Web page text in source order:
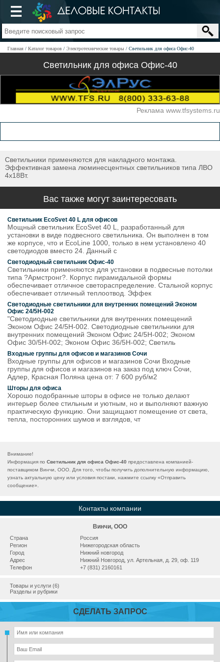
Главная Каталог товаров Электротехнические товары Светильник для офиса Офис-40
Светильник для офиса Офис-40
Реклама www.tfsystems.ru
Светильники применяются для накладного монтажа.
Эффективная замена люминесцентных светильников типа ЛВО
4х18Вт.
Вас также могут заинтересовать
Светильник EcoSvet 40 L для офисов
Мощный светильник EcoSvet 40 L, разработанный для
установки в виде подвесного светильника. Он выполнен в том
же корпусе, что и EcoLine 1000, только в нем установлено 40
светодиодов вместо 24. Данный с
Светодиодный светильник Офис-40
Светильники применяются для установки в подвесные потолки
типа ?Армстронг?. Корпус пирамидальной формы
обеспечивает отличное светораспределение. Стальной корпус
обеспечивает отличный теплоотвод. Эффек
Светодиодные светильники для внутренних помещений Эконом
Офис 24/5Н-002
"Светодиодные светильники для внутренних помещений
Эконом Офис 24/5Н-002. Светодиодные светильники для
внутренних помещений Эконом Офис 24/5Н-002; Эконом
Офис 30/5Н-002; Эконом Офис 36/5Н-002; Светиль
Входные группы для офисов и магазинов Сочи
Входные группы для офисов и магазинов Сочи Входные
группы для офисов и магазинов на заказ под ключ Сочи,
Адлер, Красная Поляна цена от: 7 600 руб/м2
Шторы для офиса
Хорошо подобранные шторы в офисе не только делают
интерьер более стильным и уютным, но и выполняют важную
практическую функцию. Они защищают помещение от света,
тепла, посторонних шумов и взглядов, чт
Внимание!
Информация по Светильник для офиса Офис-40 предоставлена компанией-
поставщиком Винчи, ООО. Для того, чтобы получить дополнительную информацию,
узнать актуальную цену или условия постаки, нажмите ссылку «Отправить
сообщение».
Контакты компании
Винчи, ООО
Страна
Россия
Регион
Нижегородская область
Город
Нижний новгород
Адрес
Нижний Новгород, ул. Артельная, д. 29, оф. 119
Телефон
+7 (831) 2160161
Товары и услуги (6)
Разделы и рубрики
СДЕЛАТЬ ЗАПРОС